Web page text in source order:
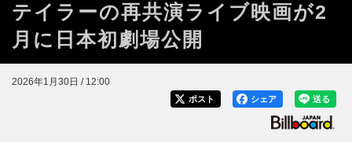
テイラーの再共演ライブ映画が2
月に日本初劇場公開
2026年1月30日 / 12:00
送る
シェア
ポスト